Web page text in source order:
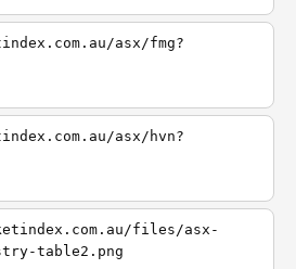
asx/fmg?
asx/hvn?
files/asx-
table2.png